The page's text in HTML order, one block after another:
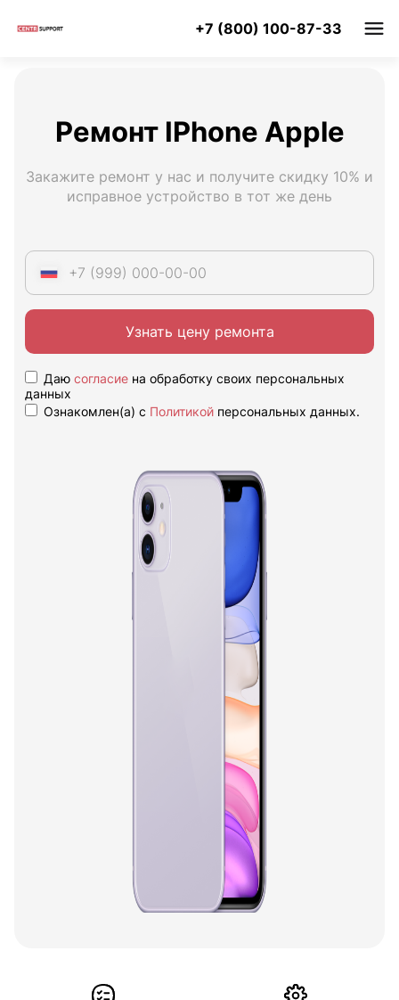
+7 (800) 100-87-33
Ремонт IPhone Apple
Закажите ремонт у нас и получите скидку 10% и
исправное устройство в тот же день
Узнать цену ремонта
Даю согласие на обработку своих персональных
данных
Ознакомлен(а) с Политикой персональных данных.